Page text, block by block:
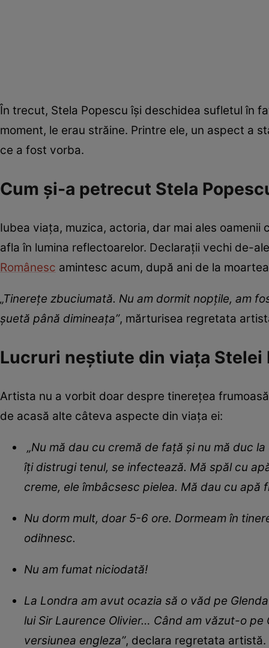
În trecut, Stela Popescu își deschidea sufletul în
moment, le erau străine. Printre ele, un aspect a
ce a fost vorba.
Cum și-a petrecut Stela
Iubea viața, muzica, actoria, dar mai ales
afla în lumina reflectoarelor. Declarații vechi de-
Românesc amintesc acum, după ani de la
„Tinerețe zbuciumată. Nu am dormit nopțile, am
șuetă până dimineața”, mărturisea regretata
Lucruri neștiute din viața Stelei
Artista nu a vorbit doar despre tinerețea
de acasă alte câteva aspecte din viața ei:
„Nu mă dau cu cremă de față și nu mă duc
îți distrugi tenul, se infectează. Mă spăl cu
creme, ele îmbâcsesc pielea. Mă dau cu apă
Nu dorm mult, doar 5-6 ore. Dormeam în
odihnesc.
Nu am fumat niciodată!
La Londra am avut ocazia să o văd pe
lui Sir Laurence Olivier… Când am văzut-o pe
versiunea engleza”, declara regretata artistă.